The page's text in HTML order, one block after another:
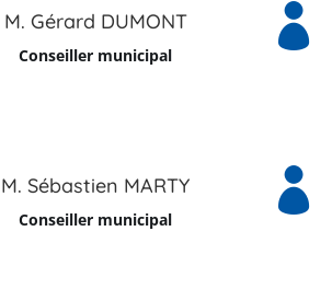
M. Gérard DUMONT
Conseiller municipal

M. Sébastien MARTY
Conseiller municipal
